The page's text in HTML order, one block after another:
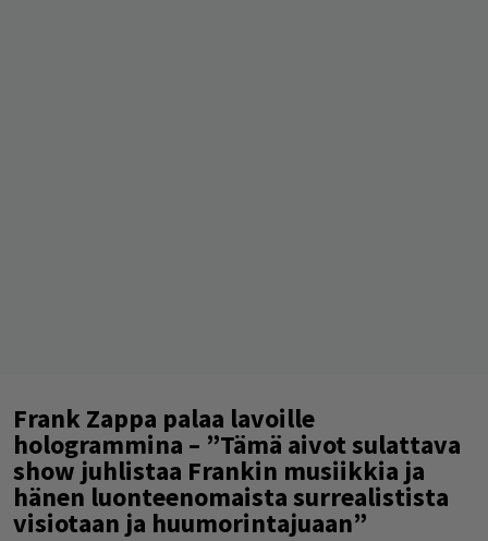
Frank Zappa palaa lavoille
hologrammina – ”Tämä aivot sulattava
show juhlistaa Frankin musiikkia ja
hänen luonteenomaista surrealistista
visiotaan ja huumorintajuaan”